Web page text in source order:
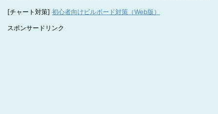
[チャート対策] 初心者向けビルボード対策（Web版）
スポンサードリンク